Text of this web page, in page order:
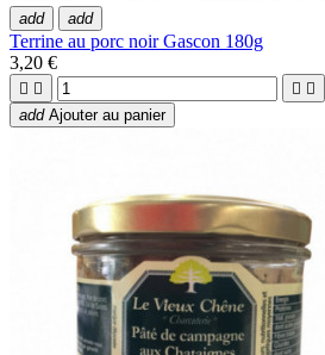
add add
Terrine au porc noir Gascon 180g
3,20 €
   
add Ajouter au panier